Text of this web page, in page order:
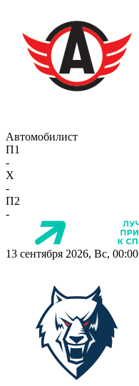
Автомобилист
П1
-
X
-
П2
-
13 сентября 2026, Вс, 00:00